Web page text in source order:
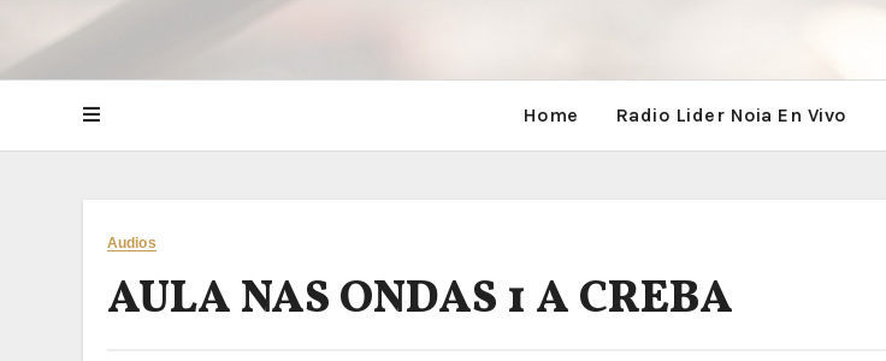
Home Radio Lider Noia En Vivo
Audios
AULA NAS ONDAS 1 A CREBA